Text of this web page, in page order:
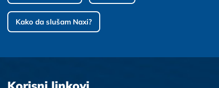
Kako da slušam Naxi?